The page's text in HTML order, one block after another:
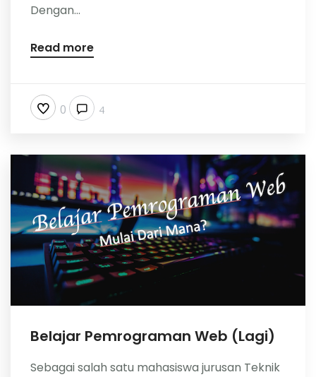
Dengan...
Read more
0 4
Belajar Pemrograman Web (Lagi)
Sebagai salah satu mahasiswa jurusan Teknik